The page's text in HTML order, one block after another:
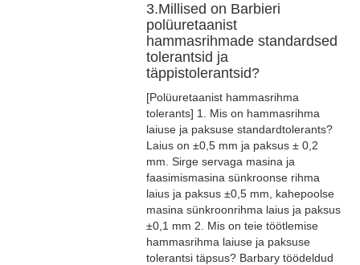
3.Millised on Barbieri
polüuretaanist
hammasrihmade standardsed
tolerantsid ja
täppistolerantsid?
[Polüuretaanist hammasrihma
tolerants] 1. Mis on hammasrihma
laiuse ja paksuse standardtolerants?
Laius on ±0,5 mm ja paksus ± 0,2
mm. Sirge servaga masina ja
faasimismasina sünkroonse rihma
laius ja paksus ±0,5 mm, kahepoolse
masina sünkroonrihma laius ja paksus
±0,1 mm 2. Mis on teie töötlemise
hammasrihma laiuse ja paksuse
tolerantsi täpsus? Barbary töödeldud